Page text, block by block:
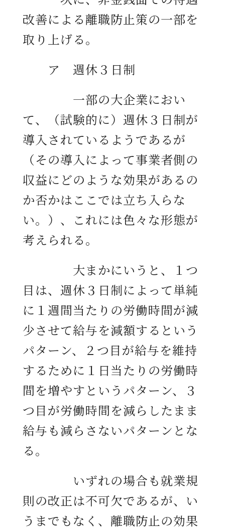
改善による離職防止策の一部を
取り上げる。
ア 週休３日制
一部の大企業におい
て、（試験的に）週休３日制が
導入されているようであるが
（その導入によって事業者側の
収益にどのような効果があるの
か否かはここでは立ち入らな
い。）、これには色々な形態が
考えられる。
大まかにいうと、１つ
目は、週休３日制によって単純
に１週間当たりの労働時間が減
少させて給与を減額するという
パターン、２つ目が給与を維持
するために１日当たりの労働時
間を増やすというパターン、３
つ目が労働時間を減らしたまま
給与も減らさないパターンとな
る。
いずれの場合も就業規
則の改正は不可欠であるが、い
うまでもなく、離職防止の効果